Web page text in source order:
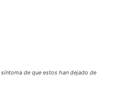
de que estos han dejado de